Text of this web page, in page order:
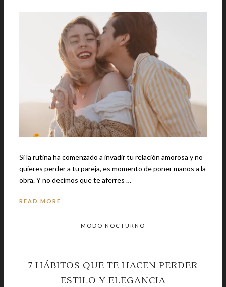
Si la rutina ha comenzado a invadir tu relación amorosa y no
quieres perder a tu pareja, es momento de poner manos a la
obra. Y no decimos que te aferres …
READ MORE
MODO NOCTURNO
7 HÁBITOS QUE TE HACEN PERDER
ESTILO Y ELEGANCIA